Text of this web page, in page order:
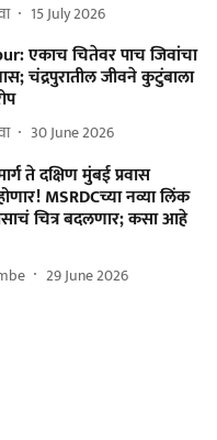
15 July 2026
एकाच चितेवर पाच जिवांचा
चंद्रपुरातील जीवने कुटुंबाला
30 June 2026
ते दक्षिण मुंबई प्रवास
MSRDCच्या नव्या लिंक
चित्र बदलणार; कसा आहे
29 June 2026